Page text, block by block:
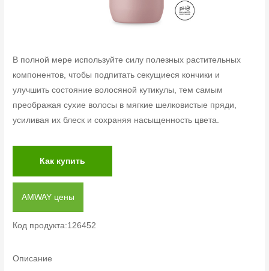
В полной мере используйте силу полезных растительных
компонентов, чтобы подпитать секущиеся кончики и
улучшить состояние волосяной кутикулы, тем самым
преображая сухие волосы в мягкие шелковистые пряди,
усиливая их блеск и сохраняя насыщенность цвета.
Как купить
AMWAY цены
Код продукта:126452
Описание